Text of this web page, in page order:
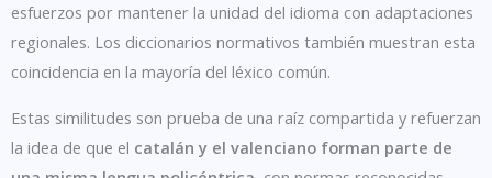
esfuerzos por mantener la unidad del idioma con adaptaciones
regionales. Los diccionarios normativos también muestran esta
coincidencia en la mayoría del léxico común.
Estas similitudes son prueba de una raíz compartida y refuerzan
la idea de que el catalán y el valenciano forman parte de